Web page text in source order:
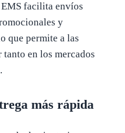
facilita envíos
y
que permite a las
tanto en los mercados
más rápida